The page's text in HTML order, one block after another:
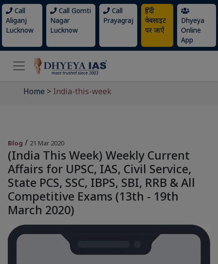
Call
Aliganj
Lucknow
Call Gomti
Nagar
Lucknow
Call
Prayagraj
हिंदी
वेबसाइट
पर जाएँ
Dhyeya
Online
App
Home > India-this-week
Blog / 21 Mar 2020
(India This Week) Weekly Current
Affairs for UPSC, IAS, Civil Service,
State PCS, SSC, IBPS, SBI, RRB & All
Competitive Exams (13th - 19th
March 2020)